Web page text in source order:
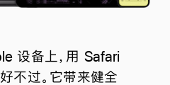
设备上，用 Safari
不过。它带来健全